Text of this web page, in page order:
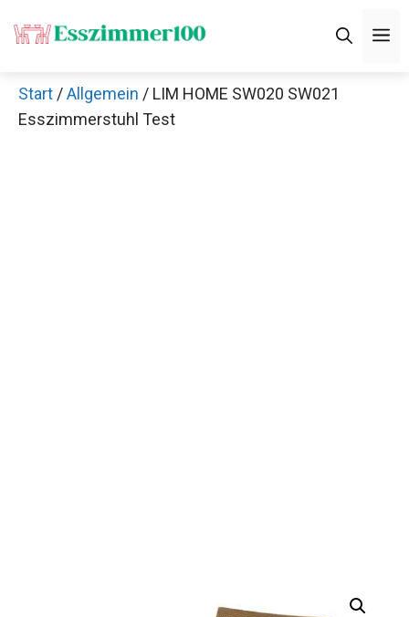
Inhalt
Start /Allgemein / LIM HOME SW020 SW021
Esszimmerstuhl Test